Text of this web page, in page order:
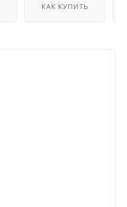
КАК КУПИТЬ